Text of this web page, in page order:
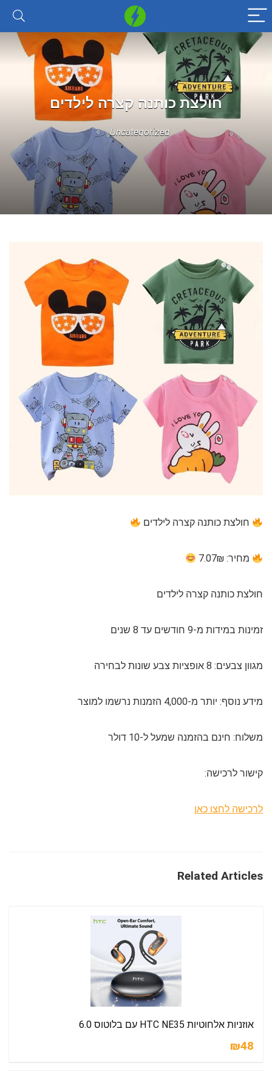
חולצת כותנה קצרה לילדים
Uncategorized
חולצת כותנה קצרה לילדים
מחיר: 7.07₪
חולצת כותנה קצרה לילדים
זמינות במידות מ-9 חודשים עד 8 שנים
מגוון צבעים: 8 אופציות צבע שונות לבחירה
מידע נוסף: יותר מ-4,000 הזמנות נרשמו למוצר
משלוח: חינם בהזמנה שמעל ל-10 דולר
קישור לרכישה:
לרכישה לחצו כאן
Related Articles
אוזניות אלחוטיות HTC NE35 עם בלוטוס 6.0
₪48